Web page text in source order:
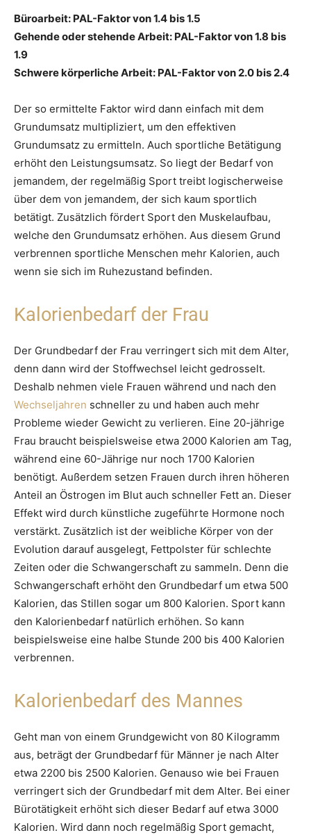
Büroarbeit: PAL-Faktor von 1.4 bis 1.5
Gehende oder stehende Arbeit: PAL-Faktor von 1.8 bis
1.9
Schwere körperliche Arbeit: PAL-Faktor von 2.0 bis 2.4
Der so ermittelte Faktor wird dann einfach mit dem
Grundumsatz multipliziert, um den effektiven
Grundumsatz zu ermitteln. Auch sportliche Betätigung
erhöht den Leistungsumsatz. So liegt der Bedarf von
jemandem, der regelmäßig Sport treibt logischerweise
über dem von jemandem, der sich kaum sportlich
betätigt. Zusätzlich fördert Sport den Muskelaufbau,
welche den Grundumsatz erhöhen. Aus diesem Grund
verbrennen sportliche Menschen mehr Kalorien, auch
wenn sie sich im Ruhezustand befinden.
Kalorienbedarf der Frau
Der Grundbedarf der Frau verringert sich mit dem Alter,
denn dann wird der Stoffwechsel leicht gedrosselt.
Deshalb nehmen viele Frauen während und nach den
Wechseljahren schneller zu und haben auch mehr
Probleme wieder Gewicht zu verlieren. Eine 20-jährige
Frau braucht beispielsweise etwa 2000 Kalorien am Tag,
während eine 60-Jährige nur noch 1700 Kalorien
benötigt. Außerdem setzen Frauen durch ihren höheren
Anteil an Östrogen im Blut auch schneller Fett an. Dieser
Effekt wird durch künstliche zugeführte Hormone noch
verstärkt. Zusätzlich ist der weibliche Körper von der
Evolution darauf ausgelegt, Fettpolster für schlechte
Zeiten oder die Schwangerschaft zu sammeln. Denn die
Schwangerschaft erhöht den Grundbedarf um etwa 500
Kalorien, das Stillen sogar um 800 Kalorien. Sport kann
den Kalorienbedarf natürlich erhöhen. So kann
beispielsweise eine halbe Stunde 200 bis 400 Kalorien
verbrennen.
Kalorienbedarf des Mannes
Geht man von einem Grundgewicht von 80 Kilogramm
aus, beträgt der Grundbedarf für Männer je nach Alter
etwa 2200 bis 2500 Kalorien. Genauso wie bei Frauen
verringert sich der Grundbedarf mit dem Alter. Bei einer
Bürotätigkeit erhöht sich dieser Bedarf auf etwa 3000
Kalorien. Wird dann noch regelmäßig Sport gemacht,